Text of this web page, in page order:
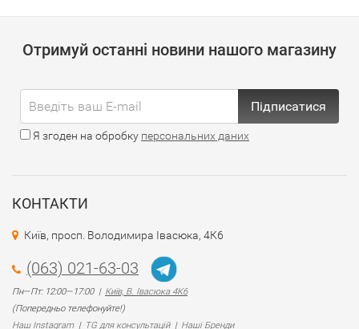
Отримуй останні новини нашого магазину
Підписатися
Я згоден на обробку персональних даних
КОНТАКТИ
Київ, просп. Володимира Івасюка, 4К6
(063) 021-63-03
Пн—Пт: 12:00—17:00 | Київ, В. Івасюка 4К6
(Попередньо телефонуйте!)
Наш Instagram | TG для консультацій| Наші Бренди